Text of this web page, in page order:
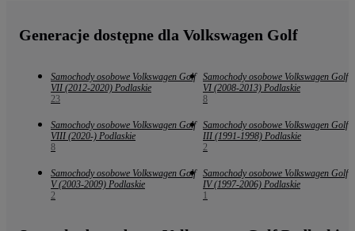
Generacje dostępne dla Volkswagen Golf
Samochody osobowe Volkswagen Golf
VII (2012-2020) Podlaskie
23
Samochody osobowe Volkswagen Golf
VI (2008-2013) Podlaskie
8
Samochody osobowe Volkswagen Golf
VIII (2020-) Podlaskie
8
Samochody osobowe Volkswagen Golf
III (1991-1998) Podlaskie
2
Samochody osobowe Volkswagen Golf
V (2003-2009) Podlaskie
2
Samochody osobowe Volkswagen Golf
IV (1997-2006) Podlaskie
1